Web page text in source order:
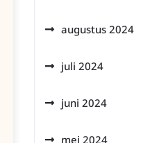
augustus 2024
juli 2024
juni 2024
mei 2024